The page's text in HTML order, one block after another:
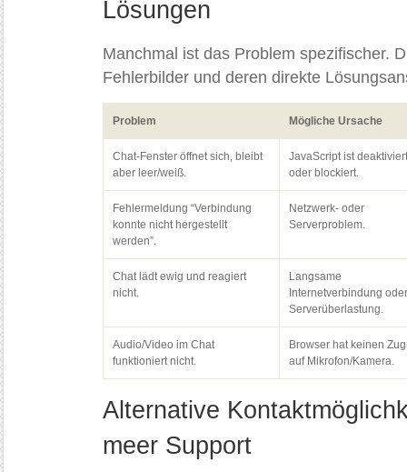
Lösungen
Manchmal ist das Problem spezifischer.
Fehlerbilder und deren direkte
Problem Mögliche Ursache
Chat-Fenster öffnet sich, bleibt
aber leer/weiß.
JavaScript ist deaktiviert
oder blockiert.
Fehlermeldung “Verbindung
konnte nicht hergestellt
werden”.
Netzwerk- oder
Serverproblem.
Chat lädt ewig und reagiert
nicht.
Langsame
Internetverbindung oder
Serverüberlastung.
Audio/Video im Chat
funktioniert nicht.
Browser hat keinen
auf Mikrofon/Kamera.
Alternative
meer Support